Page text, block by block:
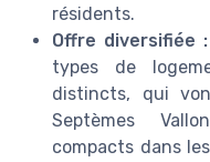
résidents.
Offre diversifiée :
types de
distincts, qui
Septèmes
compacts dans